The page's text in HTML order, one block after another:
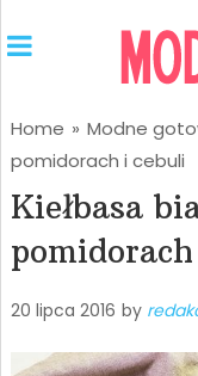
Home » Modne
pomidorach i cebuli
Kiełbasa
20 lipca 2016 by